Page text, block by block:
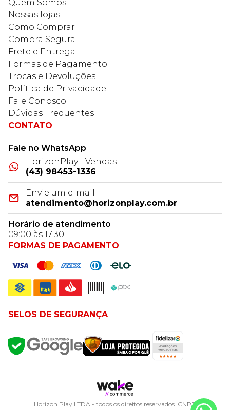
Quem Somos
Nossas lojas
Como Comprar
Compra Segura
Frete e Entrega
Formas de Pagamento
Trocas e Devoluções
Política de Privacidade
Fale Conosco
Dúvidas Frequentes
CONTATO
Fale no WhatsApp
HorizonPlay - Vendas
(43) 98453-1336
Envie um e-mail
atendimento@horizonplay.com.br
Horário de atendimento
09:00 às 17:30
FORMAS DE PAGAMENTO
SELOS DE SEGURANÇA
Horizon Play LTDA - todos os direitos reservados. CNPJ: